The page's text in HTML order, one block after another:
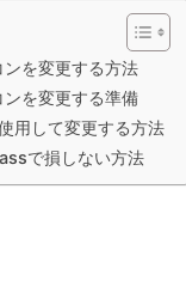
を変更する方法
を変更する準備
用して変更する方法
で損しない方法